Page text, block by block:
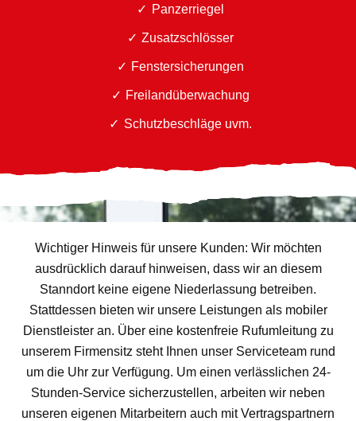
Panzerriegel
Zusatzschlösser
Fenstersicherungen
Freilandüberwachung
Schutzbeschläge uvm.
Wichtiger Hinweis für unsere Kunden: Wir möchten
ausdrücklich darauf hinweisen, dass wir an diesem
Stanndort keine eigene Niederlassung betreiben.
Stattdessen bieten wir unsere Leistungen als mobiler
Dienstleister an. Über eine kostenfreie Rufumleitung zu
unserem Firmensitz steht Ihnen unser Serviceteam rund
um die Uhr zur Verfügung. Um einen verlässlichen 24-
Stunden-Service sicherzustellen, arbeiten wir neben
unseren eigenen Mitarbeitern auch mit Vertragspartnern